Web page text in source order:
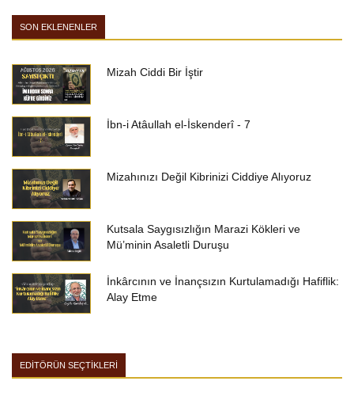
SON EKLENENLER
Mizah Ciddi Bir İştir
İbn-i Atâullah el-İskenderî - 7
Mizahınızı Değil Kibrinizi Ciddiye Alıyoruz
Kutsala Saygısızlığın Marazi Kökleri ve
Mü’minin Asaletli Duruşu
İnkârcının ve İnançsızın Kurtulamadığı Hafiflik:
Alay Etme
EDİTÖRÜN SEÇTİKLERİ